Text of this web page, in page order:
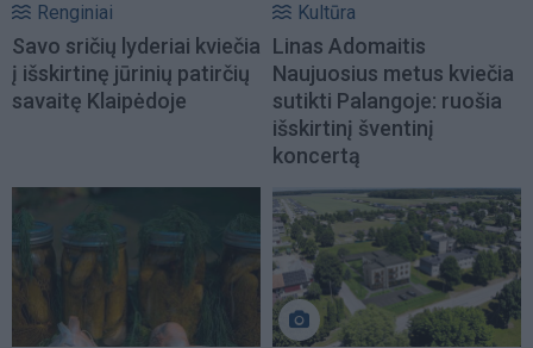
Renginiai
Savo sričių lyderiai kviečia
į išskirtinę jūrinių patirčių
savaitę Klaipėdoje
Kultūra
Linas Adomaitis
Naujuosius metus kviečia
sutikti Palangoje: ruošia
išskirtinį šventinį
koncertą